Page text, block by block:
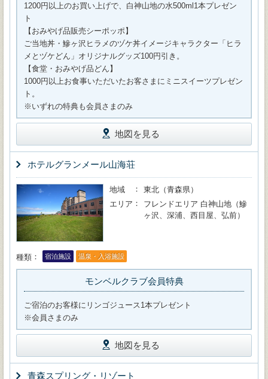
1200円以上のお買い上げで、白神山地の水500ml1本プレゼン
ト
【おみやげ品販売シーポッポ】
ご当地丼・鰺ヶ沢ヒラメのヅケ丼イメージキャラクター「ヒラ
メとヅケどん」オリジナルグッズ100円引き。
【食堂・おみやげ品どん】
1000円以上お食事いただいたお客さまにミニスイーツプレゼン
ト。
※いずれの特典も会員さまのみ
地図を見る
ホテルグランメール山海荘
地域
東北（青森県）
エリア
フレンドエリア 白神山地（鰺
ヶ沢、深浦、西目屋、弘前）
種類 宿泊施設 温泉・入浴施設
モンベルクラブ会員特典
ご宿泊のお客様にリンゴジュース1本プレゼント
※会員さまのみ
地図を見る
青森スプリング・リゾート